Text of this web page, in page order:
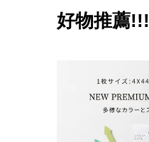
好物推薦!!!